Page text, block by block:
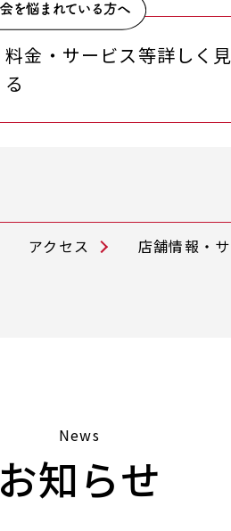
料金・サービス等詳しく見
る
アクセス 店舗情報・
News
お知らせ